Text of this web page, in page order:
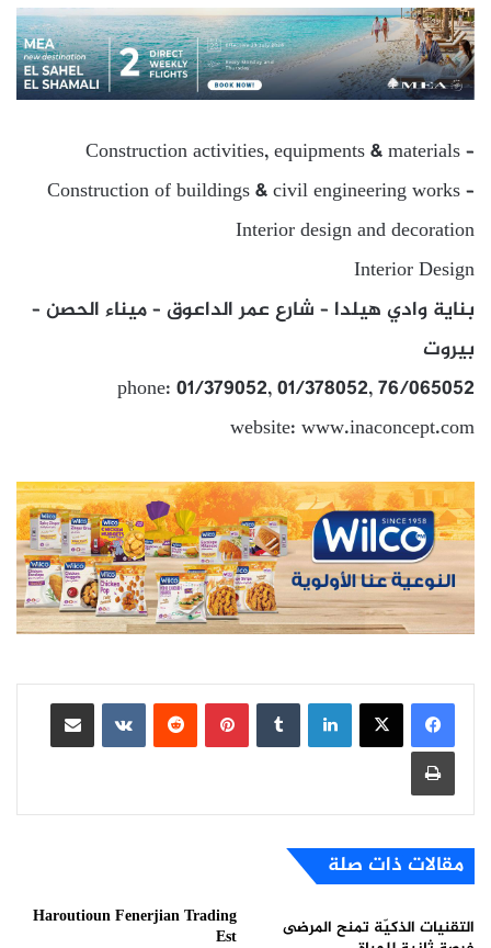
Construction activities, equipments & materials –
Construction of buildings & civil engineering works –
Interior design and decoration
Interior Design
بناية وادي هيلدا – شارع عمر الداعوق – ميناء الحصن –
بيروت
phone: 01/379052, 01/378052, 76/065052
website: www.inaconcept.com
لينكدإن بينتيريست
مشاركة عبر البريد
طباعة
مقالات ذات صلة
التقنيات الذكيّة تمنح المرضى
Haroutioun Fenerjian Trading
Est